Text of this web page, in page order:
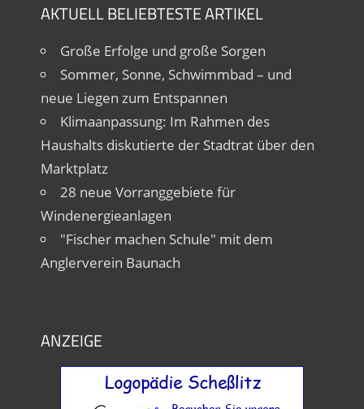
AKTUELL BELIEBTESTE ARTIKEL
Große Erfolge und große Sorgen
Sommer, Sonne, Schwimmbad – und
neue Liegen zum Entspannen
Klimaanpassung: Im Rahmen des
Haushalts diskutierte der Stadtrat über den
Marktplatz
28 neue Vorranggebiete für
Windenergieanlagen
"Fischer machen Schule" mit dem
Anglerverein Baunach
ANZEIGE